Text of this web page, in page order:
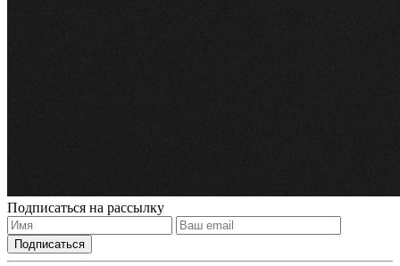
Подписаться на рассылку